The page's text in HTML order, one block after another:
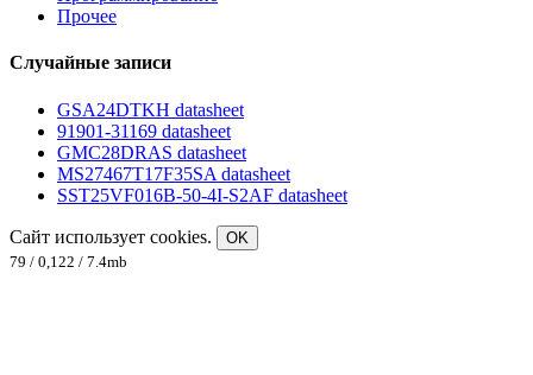
Прочее
Случайные записи
GSA24DTKH datasheet
91901-31169 datasheet
GMC28DRAS datasheet
MS27467T17F35SA datasheet
SST25VF016B-50-4I-S2AF datasheet
Сайт использует cookies.
OK
79 / 0,122 / 7.4mb